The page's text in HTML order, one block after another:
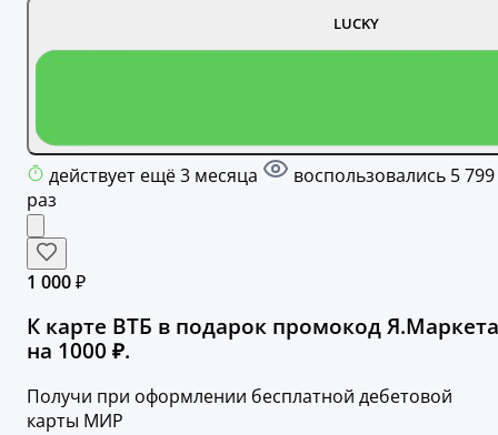
LUCKY
действует ещё 3 месяца
воспользовались 5 799
раз
1 000 ₽
К карте ВТБ в подарок промокод Я.Маркета
на 1000 ₽.
Получи при оформлении бесплатной дебетовой
карты МИР